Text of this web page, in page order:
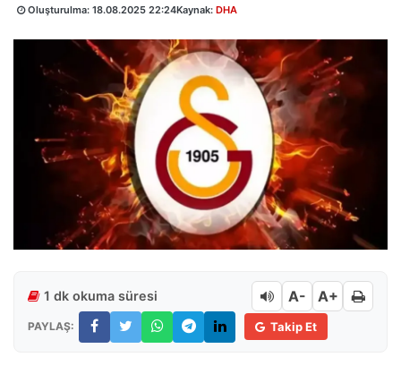
Oluşturulma: 18.08.2025 22:24Kaynak: DHA
1 dk okuma süresi A- A+
PAYLAŞ: Takip Et